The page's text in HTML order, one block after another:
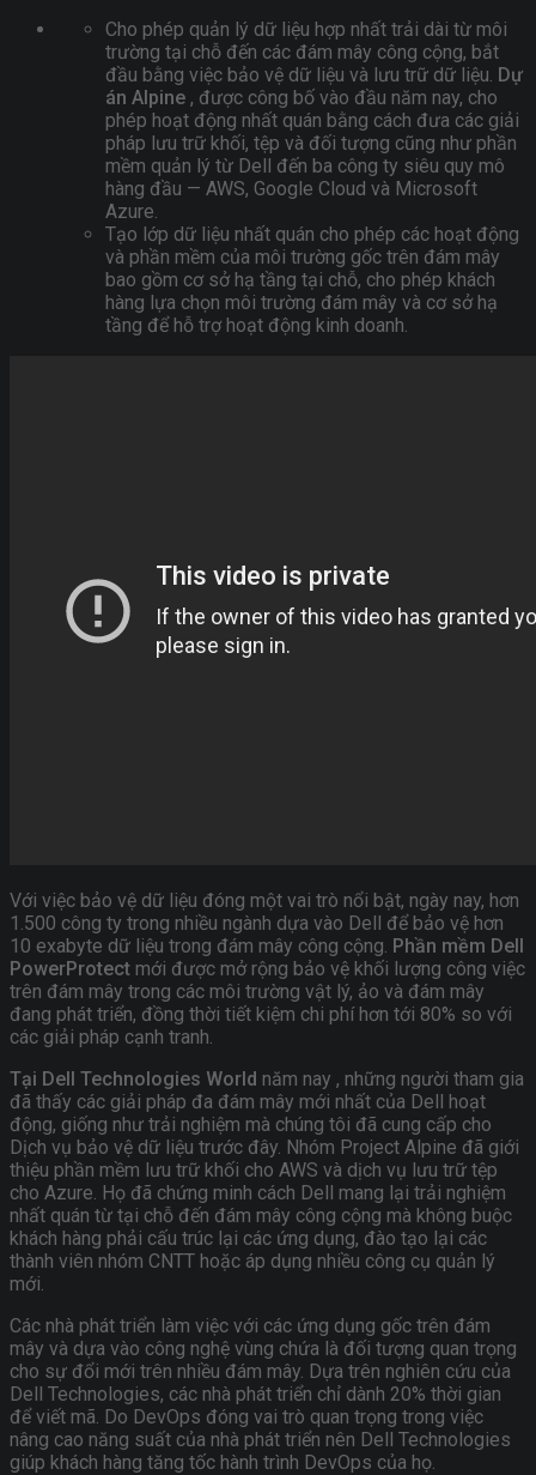
Cho phép quản lý dữ liệu hợp nhất trải dài từ môi
trường tại chỗ đến các đám mây công cộng, bắt
đầu bằng việc bảo vệ dữ liệu và lưu trữ dữ liệu. Dự
án Alpine , được công bố vào đầu năm nay, cho
phép hoạt động nhất quán bằng cách đưa các giải
pháp lưu trữ khối, tệp và đối tượng cũng như phần
mềm quản lý từ Dell đến ba công ty siêu quy mô
hàng đầu — AWS, Google Cloud và Microsoft
Azure.
Tạo lớp dữ liệu nhất quán cho phép các hoạt động
và phần mềm của môi trường gốc trên đám mây
bao gồm cơ sở hạ tầng tại chỗ, cho phép khách
hàng lựa chọn môi trường đám mây và cơ sở hạ
tầng để hỗ trợ hoạt động kinh doanh.
Với việc bảo vệ dữ liệu đóng một vai trò nổi bật, ngày nay, hơn
1.500 công ty trong nhiều ngành dựa vào Dell để bảo vệ hơn
10 exabyte dữ liệu trong đám mây công cộng. Phần mềm Dell
PowerProtect mới được mở rộng bảo vệ khối lượng công việc
trên đám mây trong các môi trường vật lý, ảo và đám mây
đang phát triển, đồng thời tiết kiệm chi phí hơn tới 80% so với
các giải pháp cạnh tranh.
Tại Dell Technologies World năm nay , những người tham gia
đã thấy các giải pháp đa đám mây mới nhất của Dell hoạt
động, giống như trải nghiệm mà chúng tôi đã cung cấp cho
Dịch vụ bảo vệ dữ liệu trước đây. Nhóm Project Alpine đã giới
thiệu phần mềm lưu trữ khối cho AWS và dịch vụ lưu trữ tệp
cho Azure. Họ đã chứng minh cách Dell mang lại trải nghiệm
nhất quán từ tại chỗ đến đám mây công cộng mà không buộc
khách hàng phải cấu trúc lại các ứng dụng, đào tạo lại các
thành viên nhóm CNTT hoặc áp dụng nhiều công cụ quản lý
mới.
Các nhà phát triển làm việc với các ứng dụng gốc trên đám
mây và dựa vào công nghệ vùng chứa là đối tượng quan trọng
cho sự đổi mới trên nhiều đám mây. Dựa trên nghiên cứu của
Dell Technologies, các nhà phát triển chỉ dành 20% thời gian
để viết mã. Do DevOps đóng vai trò quan trọng trong việc
nâng cao năng suất của nhà phát triển nên Dell Technologies
giúp khách hàng tăng tốc hành trình DevOps của họ.